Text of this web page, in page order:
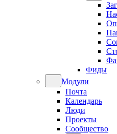
Фиды
Модули
Почта
Календарь
Люди
Проекты
Сообщество